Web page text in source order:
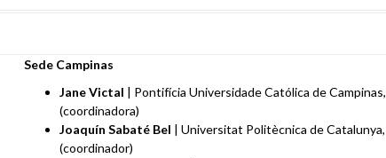
Sede Campinas
Jane Victal | Pontifícia Universidade Católica de Campinas,
(coordinadora)
Joaquín Sabaté Bel | Universitat Politècnica de Catalunya,
(coordinador)